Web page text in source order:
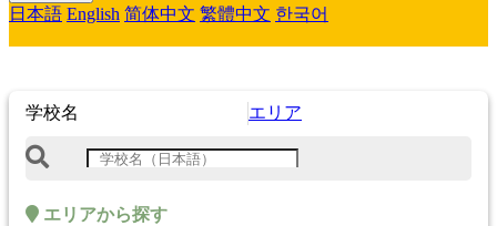
日本語 English 简体中文 繁體中文 한국어
学校名 エリア
エリアから探す